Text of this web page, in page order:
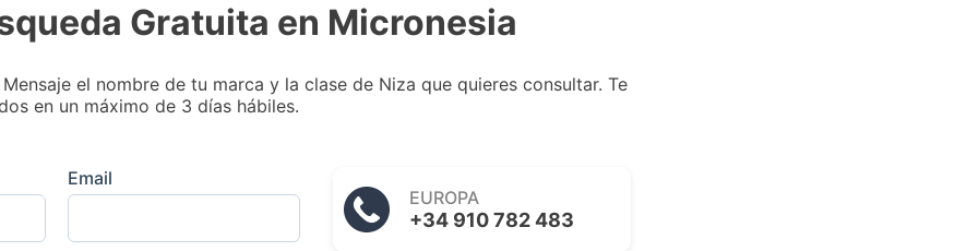
Gratuita en Micronesia
el nombre de tu marca y la clase de Niza que quieres consultar. Te
en un máximo de 3 días hábiles.
Email
EUROPA
+34 910 782 483